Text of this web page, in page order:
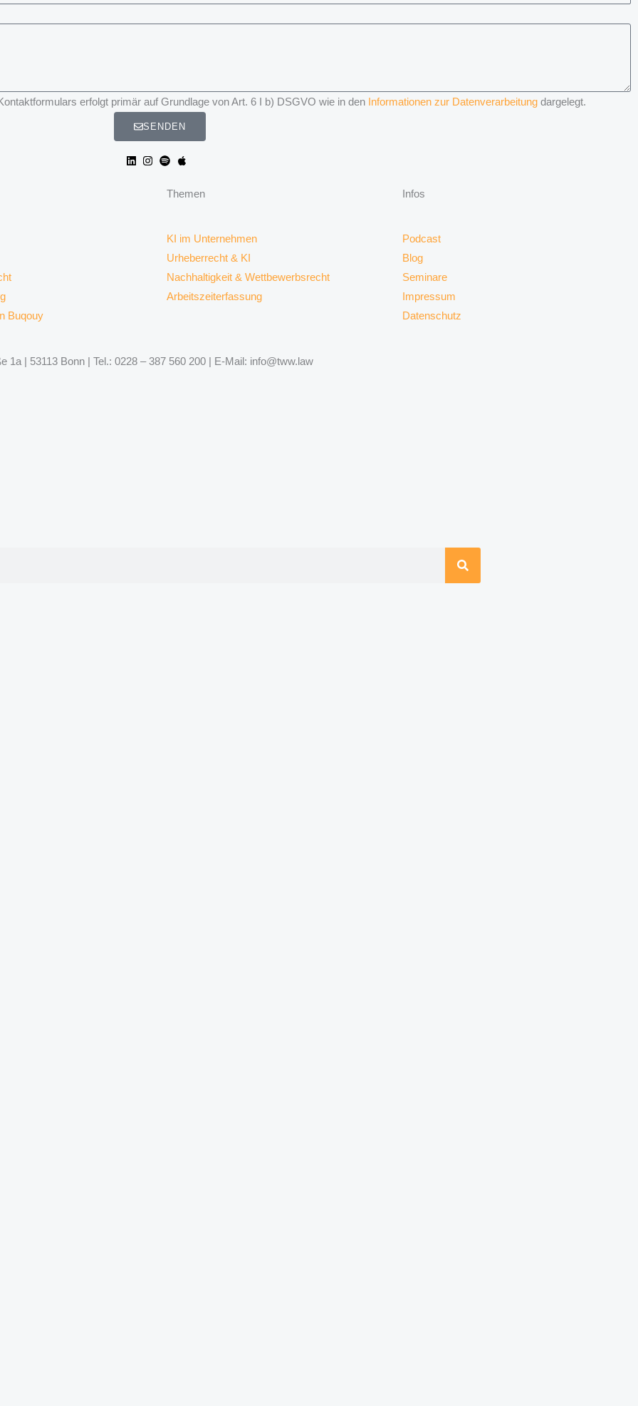
erfolgt primär auf Grundlage von Art. 6 I b) DSGVO wie in den Informationen zur Datenverarbeitung dargelegt.
SENDEN
Buqouy
Themen
KI im Unternehmen
Urheberrecht & KI
Nachhaltigkeit & Wettbewerbsrecht
Arbeitszeiterfassung
Infos
Podcast
Blog
Seminare
Impressum
Datenschutz
| 53113 Bonn | Tel.: 0228 – 387 560 200 | E-Mail: info@tww.law